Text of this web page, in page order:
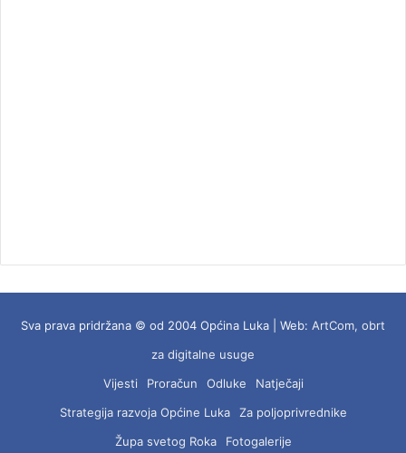
Sva prava pridržana © od 2004 Općina Luka | Web: ArtCom, obrt
za digitalne usuge
Vijesti
Proračun Odluke
Natječaji
Strategija razvoja Općine Luka
Za poljoprivrednike
Župa svetog Roka
Fotogalerije